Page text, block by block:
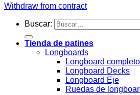
Withdraw from contract
Buscar:
Tienda de patines
Longboards
Longboard completo
Longboard Decks
Longboard Eje
Ruedas de